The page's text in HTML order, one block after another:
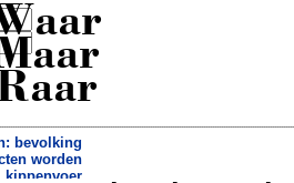
bevolking
worden
kippenvoer